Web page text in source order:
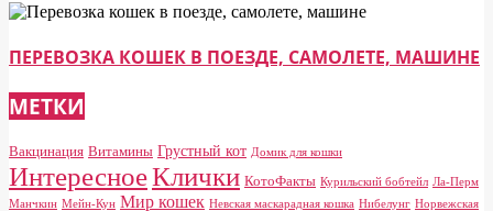
ПЕРЕВОЗКА КОШЕК В ПОЕЗДЕ, САМОЛЕТЕ, МАШИНЕ
МЕТКИ
Вакцинация Витамины Грустный кот Домик для кошки
ИнтересноеКлички КотоФакты Курильский бобтейл Ла-Перм
Манчкин Мейн-Кун Мир кошек Невская маскарадная кошка Нибелунг Норвежская